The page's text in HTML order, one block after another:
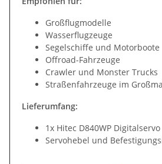
Großflugmodelle
Wasserflugzeuge
Segelschiffe und Motorboote
Offroad-Fahrzeuge
Crawler und Monster Trucks
Straßenfahrzeuge im
Lieferumfang:
1x Hitec D840WP Digitalservo
Servohebel und